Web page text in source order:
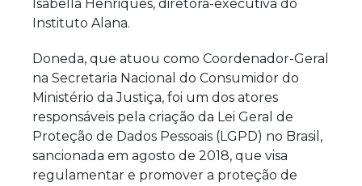
Isabella Henriques, diretora-executiva do
Instituto Alana.
Doneda, que atuou como Coordenador-Geral
na Secretaria Nacional do Consumidor do
Ministério da Justiça, foi um dos atores
responsáveis pela criação da Lei Geral de
Proteção de Dados Pessoais (LGPD) no Brasil,
sancionada em agosto de 2018, que visa
regulamentar e promover a proteção de